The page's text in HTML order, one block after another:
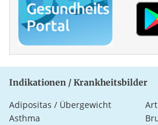
Indikationen / Krankheitsbilder
Adipositas / Übergewicht
Asthma